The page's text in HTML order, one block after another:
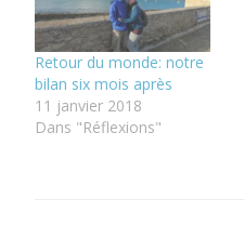
Retour du monde: notre
bilan six mois après
11 janvier 2018
Dans "Réflexions"